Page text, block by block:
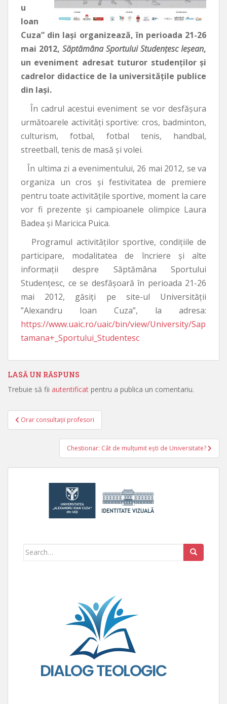
u
Ioan
Cuza” din Iaşi organizează, în perioada 21-26
mai 2012, Săptămâna Sportului Studenţesc Ieşean,
un eveniment adresat tuturor studenţilor şi
cadrelor didactice de la universităţile publice
din Iaşi.
În cadrul acestui eveniment se vor desfăşura
următoarele activităţi sportive: cros, badminton,
culturism, fotbal, fotbal tenis, handbal,
streetball, tenis de masă şi volei.
În ultima zi a evenimentului, 26 mai 2012, se va
organiza un cros şi festivitatea de premiere
pentru toate activităţile sportive, moment la care
vor fi prezente şi campioanele olimpice Laura
Badea şi Maricica Puica.
Programul activităţilor sportive, condiţiile de
participare, modalitatea de încriere şi alte
informaţii despre Săptămâna Sportului
Studenţesc, ce se desfăşoară în perioada 21-26
mai 2012, găsiţi pe site-ul Universităţii
”Alexandru Ioan Cuza”, la adresa:
https://www.uaic.ro/uaic/bin/view/University/Sap
tamana+_Sportului_Studentesc
LASĂ UN RĂSPUNS
Trebuie să fii autentificat pentru a publica un comentariu.
Navigare în articole
Orar consultaţii profesori
Chestionar: Cât de mulţumit eşti de Universitate?
Search for: